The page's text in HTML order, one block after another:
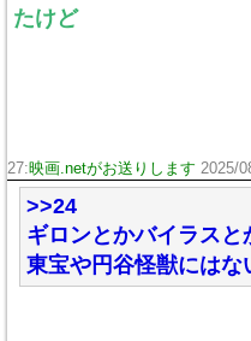
たけど
27:映画.netがお送りします 2025/
>>24
ギロンとかバイラス
東宝や円谷怪獣には